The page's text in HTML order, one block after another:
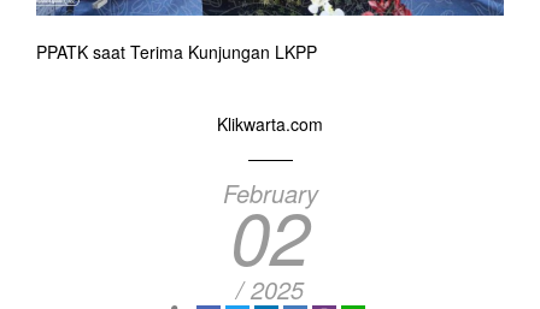
PPATK saat Terima Kunjungan LKPP
Klikwarta.com
February
02
/ 2025